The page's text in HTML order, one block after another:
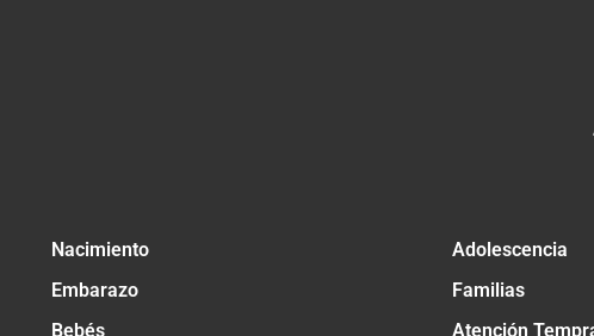
Nacimiento
Embarazo
Bebés
Adolescencia
Familias
Atención